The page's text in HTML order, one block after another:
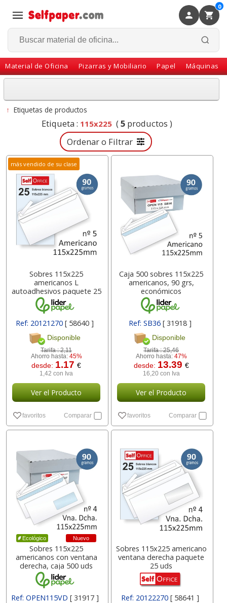
0
Material de Oficina Pizarras y Mobiliario Papel Máquinas
Volver
↑Etiquetas de productos
Etiqueta : 115x225 (5 productos )
Ordenar o Filtrar
más vendido de su clase
Sobres 115x225
americanos L
autoadhesivos paquete 25
uds
Ref: 20121270[ 58640 ]
Disponible
Tarifa :2,11
Ahorro hasta: 45%
desde: 1.17€
1,42 con Iva
Ver el Producto
favoritos Comparar
Caja 500 sobres 115x225
americanos, 90 grs,
económicos
Ref: SB36 [ 31918 ]
Disponible
Tarifa :25,46
Ahorro hasta: 47%
desde: 13.39 €
16,20 con Iva
Ver el Producto
favoritos Comparar
Ecológico Nuevo
Sobres 115x225
americanos con ventana
derecha, caja 500 uds
Ref: OPEN115VD [ 31917 ]
Sobres 115x225 americano
ventana derecha paquete
25 uds
Ref: 20122270 [ 58641 ]